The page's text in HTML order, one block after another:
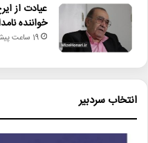
عیادت از
خواننده
19 ساعت پیش
انتخاب سردبیر